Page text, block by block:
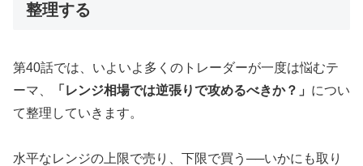
整理する
第40話では、いよいよ多くのトレーダーが一度は悩むテ
ーマ、
「レンジ相場では逆張りで攻めるべきか？」 につい
て整理していきます。
水平なレンジの上限で売り、下限で買う──いかにも取り